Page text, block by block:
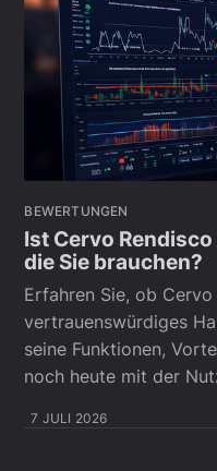
BEWERTUNGEN
Ist Cervo
die Sie brauchen?
Erfahren Sie, ob
vertrauenswürdiges
seine Funktionen,
noch heute mit der
7 JULI 2026